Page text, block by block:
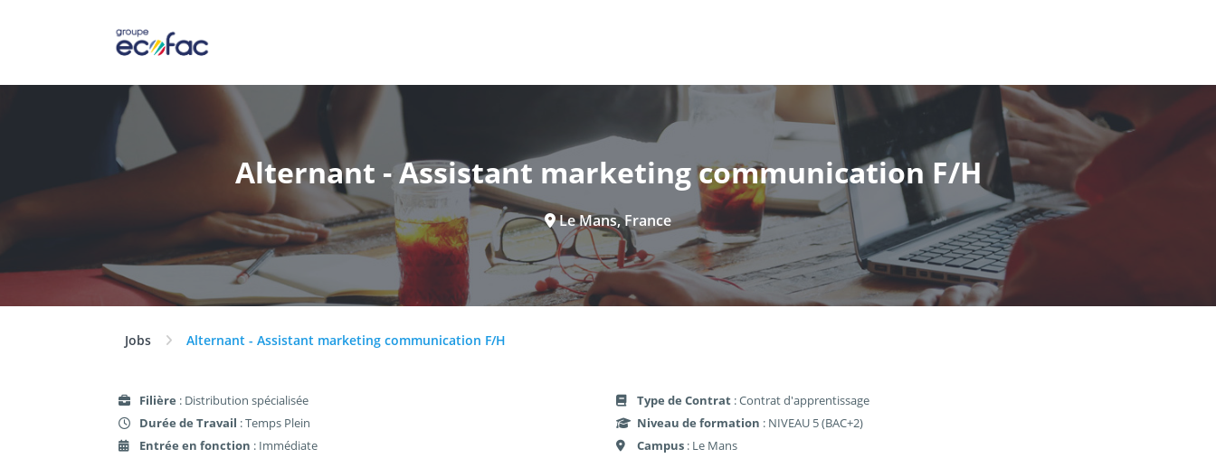
Alternant - Assistant marketing communication F/H
Le Mans, France
Jobs Alternant - Assistant marketing communication F/H
Filière : Distribution spécialisée
Durée de Travail : Temps Plein
Entrée en fonction : Immédiate
Type de Contrat : Contrat d'apprentissage
Niveau de formation : NIVEAU 5 (BAC+2)
Campus : Le Mans